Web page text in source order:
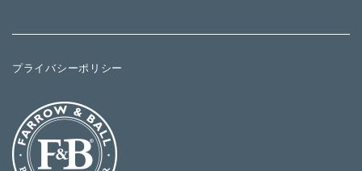
プライバシーポリシー